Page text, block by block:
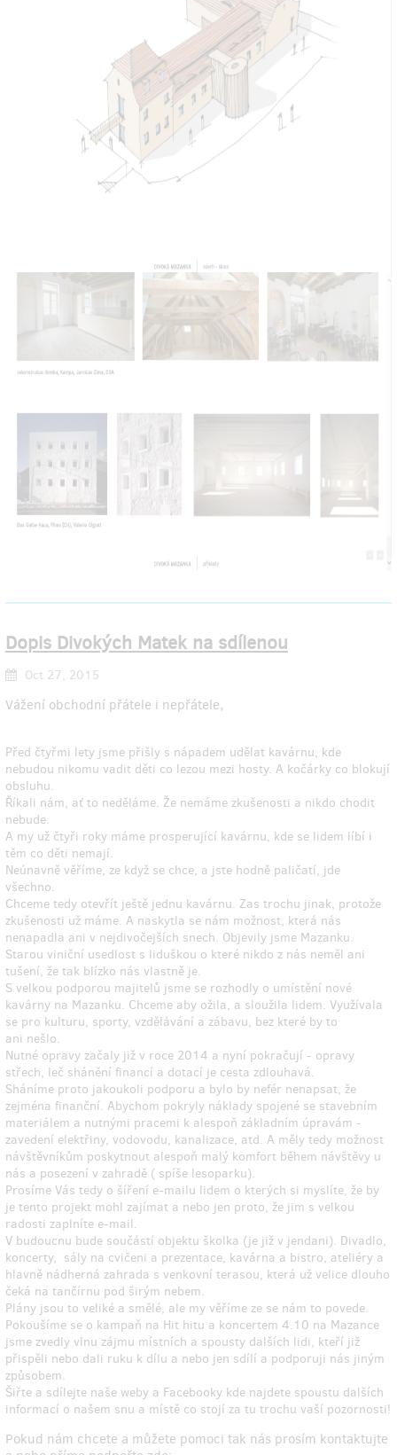
Dopis Divokých Matek na sdílenou
Oct 27, 2015
Vážení obchodní přátele i nepřátele,
Před čtyřmi lety jsme přišly s nápadem udělat kavárnu, kde
nebudou nikomu vadit děti co lezou mezi hosty. A kočárky co blokují
obsluhu.
Říkali nám, ať to neděláme. Že nemáme zkušenosti a nikdo chodit
nebude.
A my už čtyři roky máme prosperující kavárnu, kde se lidem líbí i
těm co děti nemají.
Neúnavně věříme, ze když se chce, a jste hodně paličatí, jde
všechno.
Chceme tedy otevřít ještě jednu kavárnu. Zas trochu jinak, protože
zkušenosti už máme. A naskytla se nám možnost, která nás
nenapadla ani v nejdivočejších snech. Objevily jsme Mazanku.
Starou viniční usedlost s liduškou o které nikdo z nás neměl ani
tušení, že tak blízko nás vlastně je.
S velkou podporou majitelů jsme se rozhodly o umístění nové
kavárny na Mazanku. Chceme aby ožila, a sloužila lidem. Využívala
se pro kulturu, sporty, vzdělávání a zábavu, bez které by to
ani nešlo.
Nutné opravy začaly již v roce 2014 a nyní pokračují - opravy
střech, leč shánění financí a dotací je cesta zdlouhavá.
Sháníme proto jakoukoli podporu a bylo by nefér nenapsat, že
zejména finanční. Abychom pokryly náklady spojené se stavebním
materiálem a nutnými pracemi k alespoň základním úpravám -
zavedení elektřiny, vodovodu, kanalizace, atd. A měly tedy možnost
návštěvníkům poskytnout alespoň malý komfort během návštěvy u
nás a posezení v zahradě ( spíše lesoparku).
Prosíme Vás tedy o šíření e-mailu lidem o kterých si myslíte, že by
je tento projekt mohl zajímat a nebo jen proto, že jim s velkou
radosti zaplníte e-mail.
V budoucnu bude součástí objektu školka (je již v jendani). Divadlo,
koncerty, sály na cvičeni a prezentace, kavárna a bistro, ateliéry a
hlavně nádherná zahrada s venkovní terasou, která už velice dlouho
čeká na tančírnu pod širým nebem.
Plány jsou to veliké a smělé, ale my věříme ze se nám to povede.
Pokoušíme se o kampaň na Hit hitu a koncertem 4.10 na Mazance
jsme zvedly vlnu zájmu místních a spousty dalších lidi, kteří již
přispěli nebo dali ruku k dílu a nebo jen sdílí a podporuji nás jiným
způsobem.
Šiřte a sdílejte naše weby a Facebooky kde najdete spoustu dalších
informací o našem snu a místě co stojí za tu trochu vaší pozornosti!
Pokud nám chcete a můžete pomoci tak nás prosím kontaktujte